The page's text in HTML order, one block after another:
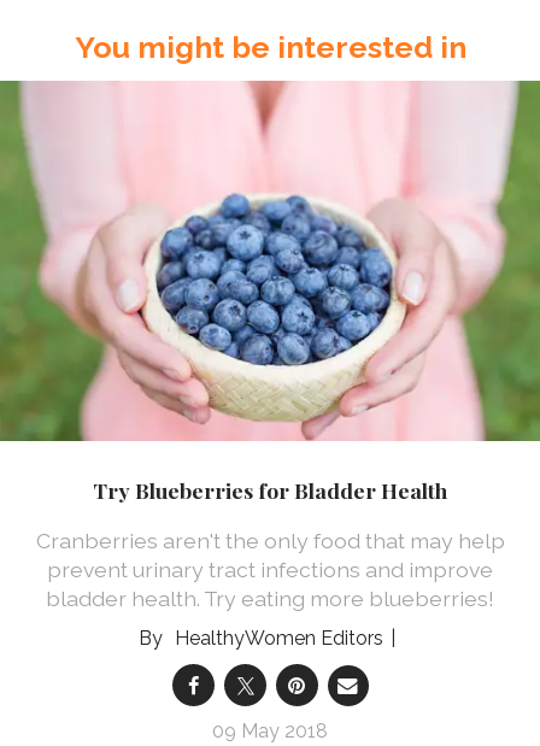
You might be interested in
Try Blueberries for Bladder Health
Cranberries aren't the only food that may help
prevent urinary tract infections and improve
bladder health. Try eating more blueberries!
HealthyWomen Editors
09 May 2018